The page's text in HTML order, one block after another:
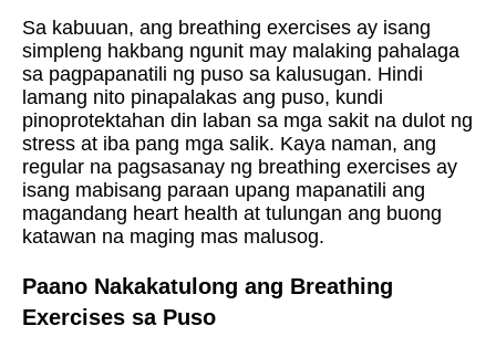
Sa kabuuan, ang breathing exercises ay isang
simpleng hakbang ngunit may malaking pahalaga
sa pagpapanatili ng puso sa kalusugan. Hindi
lamang nito pinapalakas ang puso, kundi
pinoprotektahan din laban sa mga sakit na dulot ng
stress at iba pang mga salik. Kaya naman, ang
regular na pagsasanay ng breathing exercises ay
isang mabisang paraan upang mapanatili ang
magandang heart health at tulungan ang buong
katawan na maging mas malusog.
Paano Nakakatulong ang Breathing
Exercises sa Puso